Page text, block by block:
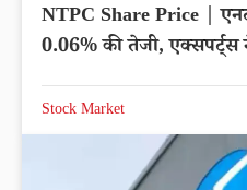
NTPC Share Price |
0.06% की तेजी,
Stock Market